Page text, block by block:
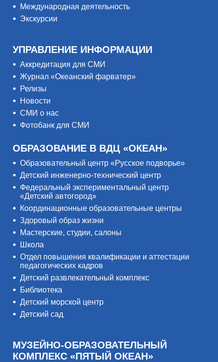
Международная деятельность
Экскурсии
УПРАВЛЕНИЕ ИНФОРМАЦИИ
Аккредитация для СМИ
Журнал «Океанский фарватер»
Релизы
Новости
СМИ о нас
Фотобанк для СМИ
ОБРАЗОВАНИЕ В ВДЦ «ОКЕАН»
Образовательный центр «Русское подворье»
Детский инженерно-технический центр
Федеральный экспериментальный центр
«Детский автогород»
Координационные образовательные центры
Здоровый образ жизни
Мастерские, студии, салоны
Школа
Отдел повышения квалификации и аттестации
педагогических кадров
Детский развлекательный комплекс
Библиотека
Детский морской центр
Детский сад
МУЗЕЙНО-ОБРАЗОВАТЕЛЬНЫЙ
КОМПЛЕКС «ПЯТЫЙ ОКЕАН»